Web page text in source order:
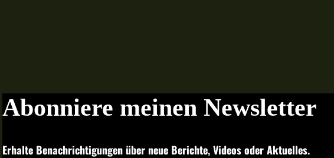
Abonniere meinen Newsletter
Erhalte Benachrichtigungen über neue Berichte, Videos oder Aktuelles.